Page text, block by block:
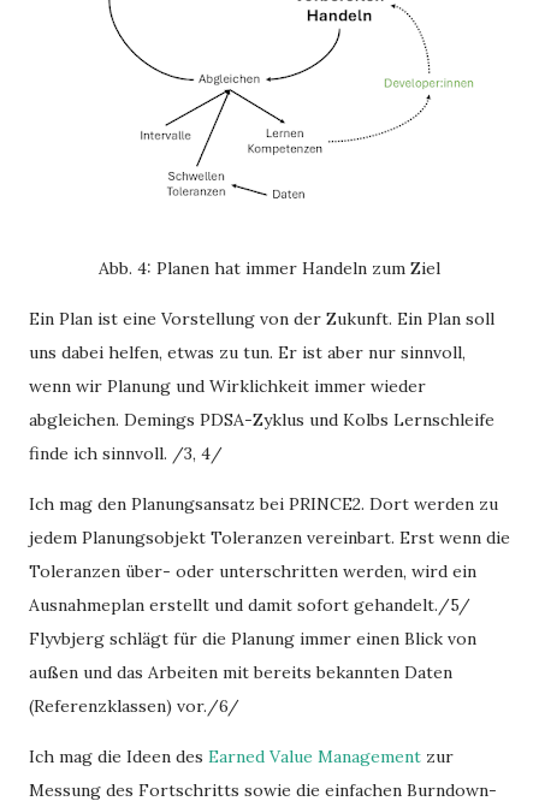
Abb. 4: Planen hat immer Handeln zum Ziel
Ein Plan ist eine Vorstellung von der Zukunft. Ein Plan soll
uns dabei helfen, etwas zu tun. Er ist aber nur sinnvoll,
wenn wir Planung und Wirklichkeit immer wieder
abgleichen. Demings PDSA-Zyklus und Kolbs Lernschleife
finde ich sinnvoll. /3, 4/
Ich mag den Planungsansatz bei PRINCE2. Dort werden zu
jedem Planungsobjekt Toleranzen vereinbart. Erst wenn die
Toleranzen über- oder unterschritten werden, wird ein
Ausnahmeplan erstellt und damit sofort gehandelt./5/
Flyvbjerg schlägt für die Planung immer einen Blick von
außen und das Arbeiten mit bereits bekannten Daten
(Referenzklassen) vor./6/
Ich mag die Ideen des Earned Value Management zur
Messung des Fortschritts sowie die einfachen Burndown-